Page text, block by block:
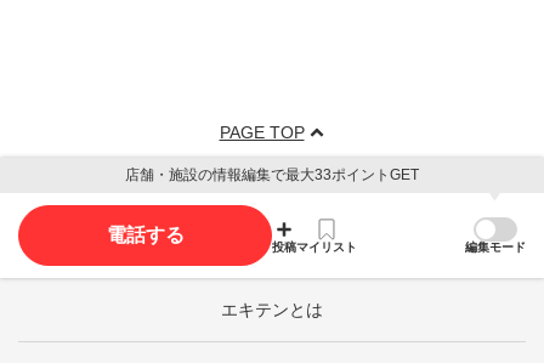
PAGE TOP
店舗・施設の情報編集で最大33ポイントGET
電話する
投稿マイリスト 編集モード
エキテンとは